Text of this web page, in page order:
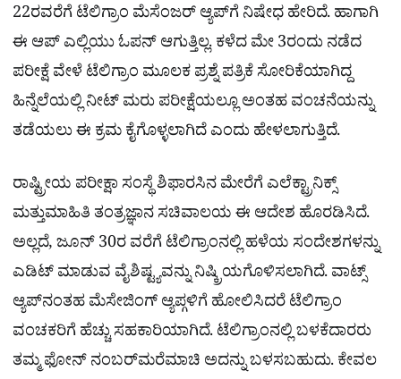
22ರವರೆಗೆ ಟೆಲಿಗ್ರಾಂ ಮೆಸೆಂಜರ್ ಆ್ಯಪ್‌ಗೆ ನಿಷೇಧ ಹೇರಿದೆ. ಹಾಗಾಗಿ
ಈ ಆಪ್ ಎಲ್ಲಿಯು ಓಪನ್ ಆಗುತ್ತಿಲ್ಲ. ಕಳೆದ ಮೇ 3ರಂದು ನಡೆದ
ಪರೀಕ್ಷೆ ವೇಳೆ ಟೆಲಿಗ್ರಾಂ ಮೂಲಕ ಪ್ರಶ್ನೆ ಪತ್ರಿಕೆ ಸೋರಿಕೆಯಾಗಿದ್ದ
ಹಿನ್ನೆಲೆಯಲ್ಲಿ ನೀಟ್ ಮರು ಪರೀಕ್ಷೆಯಲ್ಲೂ ಅಂತಹ ವಂಚನೆಯನ್ನು
ತಡೆಯಲು ಈ ಕ್ರಮ ಕೈಗೊಳ್ಳಲಾಗಿದೆ ಎಂದು ಹೇಳಲಾಗುತ್ತಿದೆ.
ರಾಷ್ಟ್ರೀಯ ಪರೀಕ್ಷಾ ಸಂಸ್ಥೆ ಶಿಫಾರಸಿನ ಮೇರೆಗೆ ಎಲೆಕ್ಟ್ರಾನಿಕ್ಸ್
ಮತ್ತುಮಾಹಿತಿ ತಂತ್ರಜ್ಞಾನ ಸಚಿವಾಲಯ ಈ ಆದೇಶ ಹೊರಡಿಸಿದೆ.
ಅಲ್ಲದೆ, ಜೂನ್ 30ರ ವರೆಗೆ ಟೆಲಿಗ್ರಾಂನಲ್ಲಿ ಹಳೆಯ ಸಂದೇಶಗಳನ್ನು
ಎಡಿಟ್ ಮಾಡುವ ವೈಶಿಷ್ಟ್ಯವನ್ನು ನಿಷ್ಕ್ರಿಯಗೊಳಿಸಲಾಗಿದೆ. ವಾಟ್ಸ್
ಆ್ಯಪ್‌ನಂತಹ ಮೆಸೇಜಿಂಗ್ ಆ್ಯಪ್ಗಳಿಗೆ ಹೋಲಿಸಿದರೆ ಟೆಲಿಗ್ರಾಂ
ವಂಚಕರಿಗೆ ಹೆಚ್ಚು ಸಹಕಾರಿಯಾಗಿದೆ. ಟೆಲಿಗ್ರಾಂನಲ್ಲಿ ಬಳಕೆದಾರರು
ತಮ್ಮ ಫೋನ್ ನಂಬರ್‌ಮರೆಮಾಚಿ ಅದನ್ನು ಬಳಸಬಹುದು. ಕೇವಲ